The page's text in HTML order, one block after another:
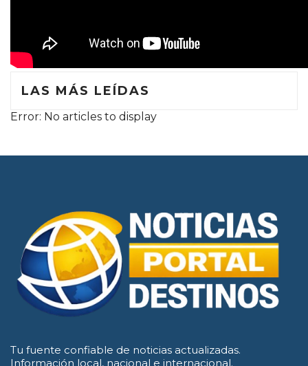
LAS MÁS LEÍDAS
Error: No articles to display
Tu fuente confiable de noticias actualizadas.
Información local, nacional e internacional.